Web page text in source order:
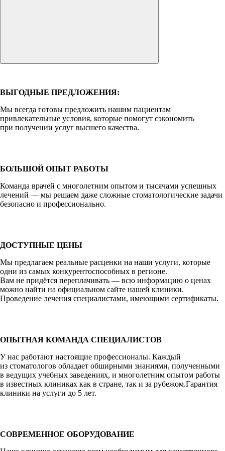
ВЫГОДНЫЕ ПРЕДЛОЖЕНИЯ:
Мы всегда готовы предложить нашим пациентам
привлекательные условия, которые помогут сэкономить
при получении услуг высшего качества.
БОЛЬШОЙ ОПЫТ РАБОТЫ
Команда врачей с многолетним опытом и тысячами успешных
лечений — мы решаем даже сложные стоматологические задачи
безопасно и профессионально.
ДОСТУПНЫЕ ЦЕНЫ
Мы предлагаем реальные расценки на наши услуги, которые
одни из самых конкурентоспособных в регионе.
Вам не придётся переплачивать — всю информацию о ценах
можно найти на официальном сайте нашей клиники.
Проведение лечения специалистами, имеющими сертификаты.
ОПЫТНАЯ КОМАНДА СПЕЦИАЛИСТОВ
У нас работают настоящие профессионалы. Каждый
из стоматологов обладает обширными знаниями, полученными
в ведущих учебных заведениях, и многолетним опытом работы
в известных клиниках как в стране, так и за рубежом.Гарантия
клиники на услуги до 5 лет.
СОВРЕМЕННОЕ ОБОРУДОВАНИЕ